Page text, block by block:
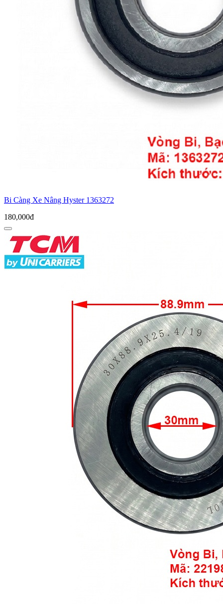
Bi Càng Xe Nâng Hyster 1363272
180,000đ